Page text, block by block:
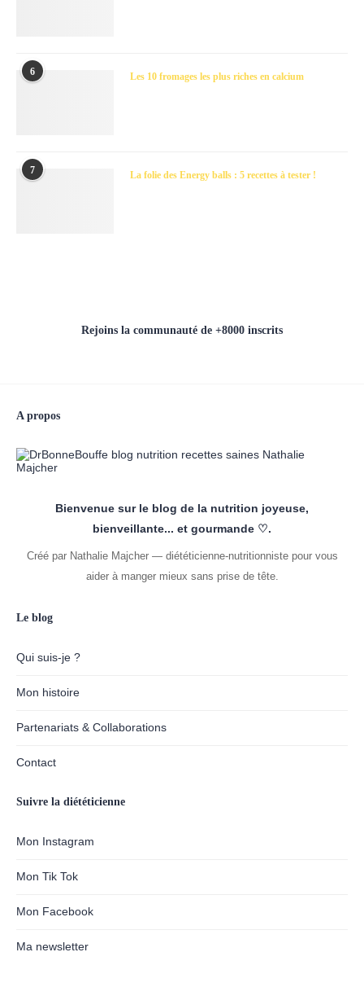
6 Les 10 fromages les plus riches en calcium
7 La folie des Energy balls : 5 recettes à tester !
Rejoins la communauté de +8000 inscrits
A propos
Bienvenue sur le blog de la nutrition joyeuse,
bienveillante... et gourmande ♡.
Créé par Nathalie Majcher — diététicienne-nutritionniste pour vous
aider à manger mieux sans prise de tête.
Le blog
Qui suis-je ?
Mon histoire
Partenariats & Collaborations
Contact
Suivre la diététicienne
Mon Instagram
Mon Tik Tok
Mon Facebook
Ma newsletter